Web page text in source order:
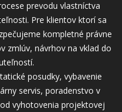
prevodu vlastníctva
Pre klientov ktorí sa
kompletné právne
zmlúv, návrhov na vklad do
posudky, vybavenie
servis, poradenstvo v
vyhotovenia projektovej